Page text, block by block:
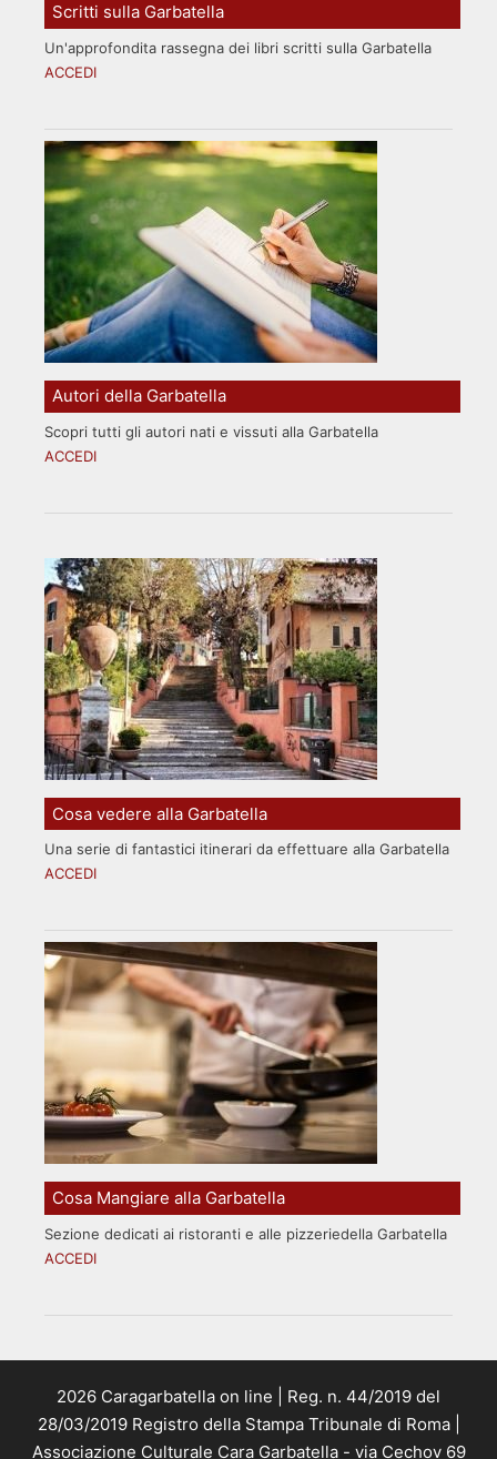
Scritti sulla Garbatella
Un'approfondita rassegna dei libri scritti sulla Garbatella
ACCEDI
Autori della Garbatella
Scopri tutti gli autori nati e vissuti alla Garbatella
ACCEDI
Cosa vedere alla Garbatella
Una serie di fantastici itinerari da effettuare alla Garbatella
ACCEDI
Cosa Mangiare alla Garbatella
Sezione dedicati ai ristoranti e alle pizzeriedella Garbatella
ACCEDI
2026 Caragarbatella on line | Reg. n. 44/2019 del
28/03/2019 Registro della Stampa Tribunale di Roma |
Associazione Culturale Cara Garbatella - via Cechov 69